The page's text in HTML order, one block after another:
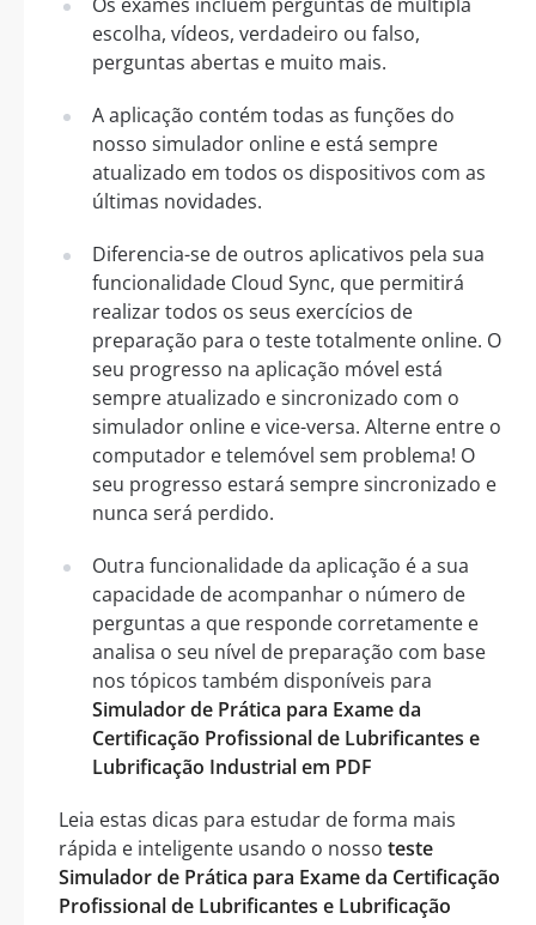
escolha, vídeos, verdadeiro ou falso,
perguntas abertas e muito mais.
A aplicação contém todas as funções do
nosso simulador online e está sempre
atualizado em todos os dispositivos com as
últimas novidades.
Diferencia-se de outros aplicativos pela sua
funcionalidade Cloud Sync, que permitirá
realizar todos os seus exercícios de
preparação para o teste totalmente online. O
seu progresso na aplicação móvel está
sempre atualizado e sincronizado com o
simulador online e vice-versa. Alterne entre o
computador e telemóvel sem problema! O
seu progresso estará sempre sincronizado e
nunca será perdido.
Outra funcionalidade da aplicação é a sua
capacidade de acompanhar o número de
perguntas a que responde corretamente e
analisa o seu nível de preparação com base
nos tópicos também disponíveis para
Simulador de Prática para Exame da
Certificação Profissional de Lubrificantes e
Lubrificação Industrial em PDF
Leia estas dicas para estudar de forma mais
rápida e inteligente usando o nosso teste
Simulador de Prática para Exame da Certificação
Profissional de Lubrificantes e Lubrificação